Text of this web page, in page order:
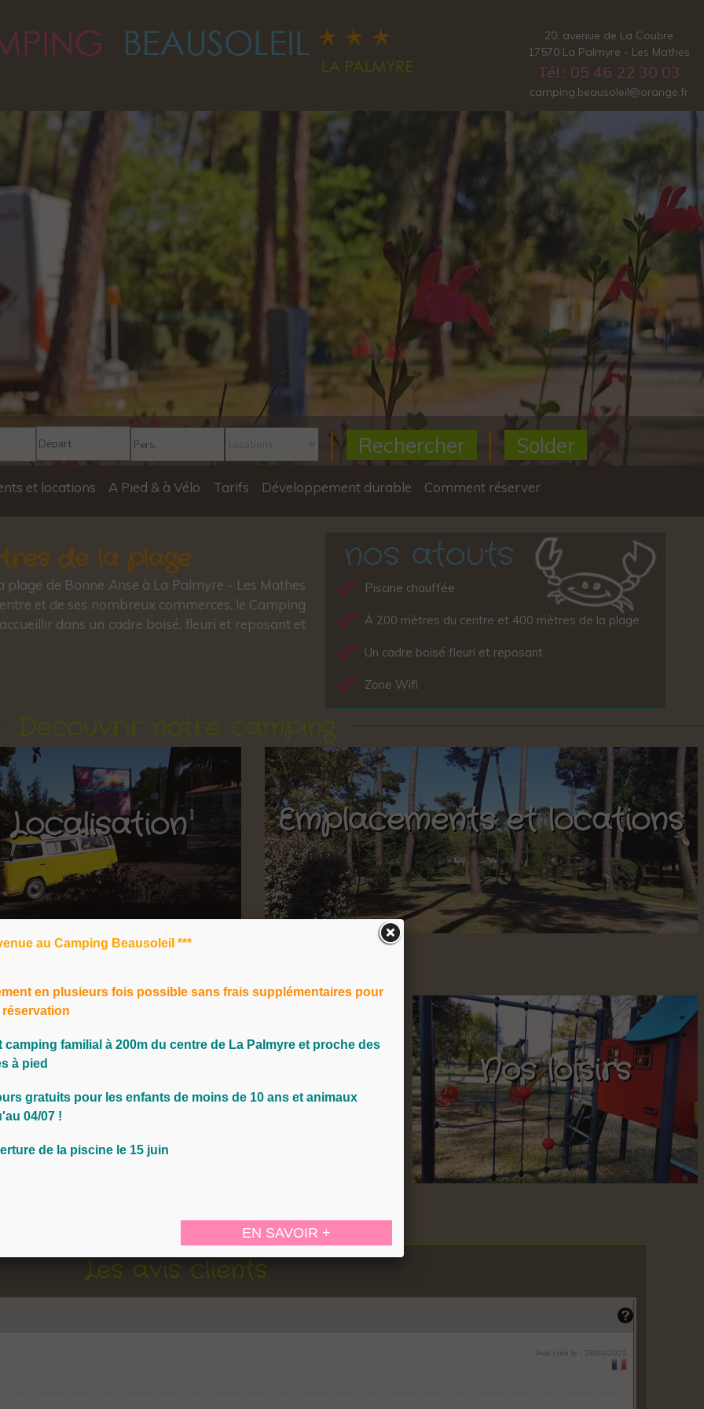
Rechercher Solder
20, avenue de La Coubre
17570 La Palmyre - Les Mathes
Tél : 05 46 22 30 03
camping.beausoleil@orange.fr
et locations A Pied & à Vélo Tarifs Développement durable Comment réserver
de la plage
de Bonne Anse à La Palmyre - Les Mathes
et de ses nombreux commerces, le Camping
dans un cadre boisé, fleuri et reposant et
à pied ou à vélo de la plage, des sentiers de
des restaurants et des nombreuses animations
bungalows à La Palmyre
pour tente, caravane ou camping-car
de camper en toute tranquillité.
et nosbungalows toilés
vous offrant un
5 personnes.
pataugeoire, mini-club enfants, aire de jeux,
à La Palmyre, posez vos valises et oubliez
tout se fait à pied ou à vélo : la plage, le marché,
estivales...
de pistes cyclables sous les pins Le Zoo de La
de merveilleux souvenirs de vacances.
nos atouts
Piscine chauffée
À 200 mètres du centre et 400 mètres de la plage
Un cadre boisé fleuri et reposant
Zone Wifi
Découvrir notre camping
Localisation Emplacements et locations
Nos loisirs
Les avis clients
au Camping Beausoleil ***
en plusieurs fois possible sans frais supplémentaires pour
camping familial à 200m du centre de La Palmyre et proche des
à pied
gratuits pour les enfants de moins de 10 ans et animaux
04/07 !
de la piscine le 15 juin
EN SAVOIR +